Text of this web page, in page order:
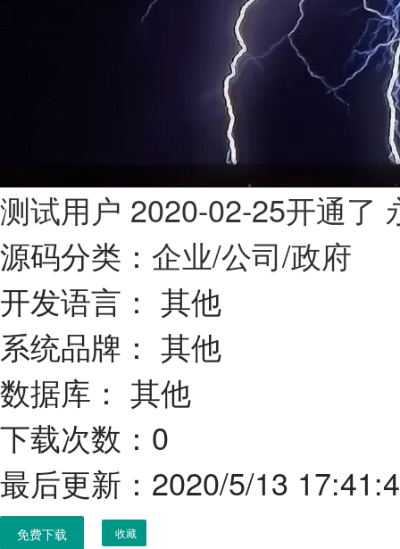
测试用户 2020-02-25开通了
源码分类： 企业/公司/政府
开发语言： 其他
系统品牌： 其他
数据库： 其他
下载次数：0
最后更新：2020/5/13
免费下载 收藏